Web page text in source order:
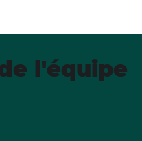
l'équipe